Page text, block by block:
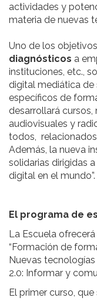
actividades y
materia de nuevas
Uno de los
diagnósticos a
instituciones, etc.,
digital mediática de
específicos de
desarrollará
audiovisuales y
todos,
Además, la nueva
solidarias dirigidas
digital en el mundo”.
El programa de
La Escuela
“Formación de
Nuevas tecnologías
2.0: Informar y
El primer curso, que